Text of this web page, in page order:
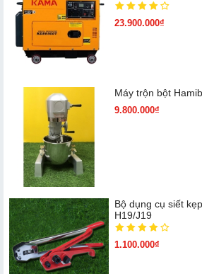
23.900.000₫
Máy trộn bột
9.800.000₫
Bộ dụng cụ siết
H19/J19
1.100.000₫